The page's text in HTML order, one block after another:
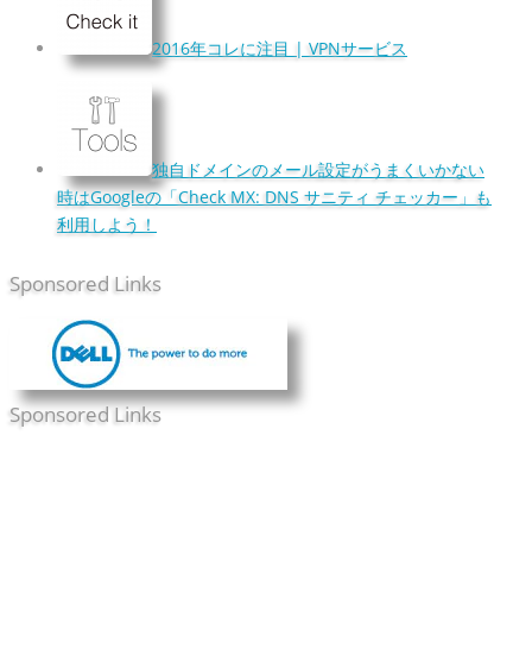
2016年コレに注目 | VPNサービス
独自ドメインのメール設定がうまくいかない
時はGoogleの「Check MX: DNS サニティ チェッカー」も
利用しよう！
Sponsored Links
Sponsored Links